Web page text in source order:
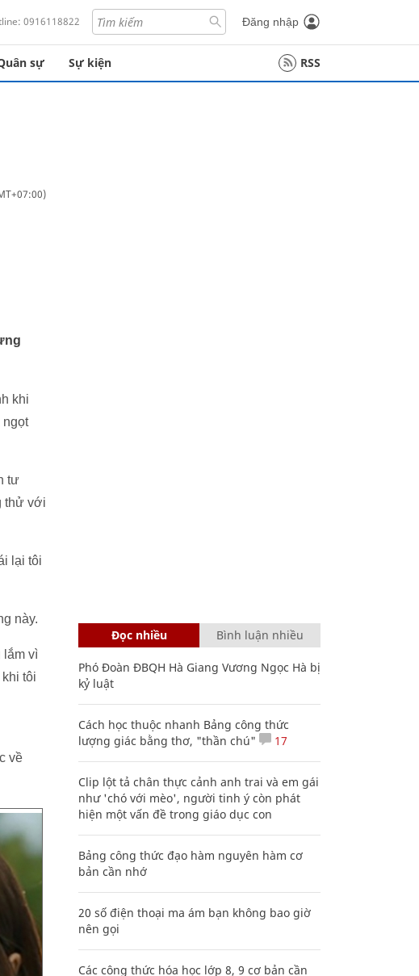
0916118822 Đăng nhập
sự Sự kiện RSS
khi
ngọt
tư
thử với
lại tôi
này.
lắm vì
tôi
về
Đọc nhiều Bình luận nhiều
Phó Đoàn ĐBQH Hà Giang Vương Ngọc Hà bị
kỷ luật
Cách học thuộc nhanh Bảng công thức
lượng giác bằng thơ, "thần chú"
17
Clip lột tả chân thực cảnh anh trai và em gái
như 'chó với mèo', người tinh ý còn phát
hiện một vấn đề trong giáo dục con
Bảng công thức đạo hàm nguyên hàm cơ
bản cần nhớ
20 số điện thoại ma ám bạn không bao giờ
nên gọi
Các công thức hóa học lớp 8, 9 cơ bản cần